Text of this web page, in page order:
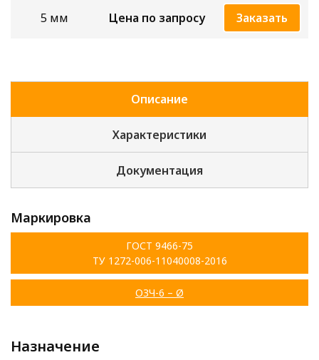
5 мм Цена по запросу Заказать
Описание
Характеристики
Документация
Маркировка
ГОСТ 9466-75
ТУ 1272-006-11040008-2016
ОЗЧ-6 – Ø
Назначение